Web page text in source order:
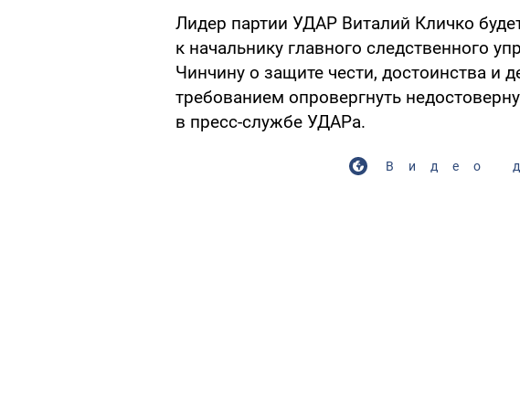
Лидер партии УДАР Виталий Кличко
к начальнику главного следственного
Чинчину о защите чести, достоинства и
требованием опровергнуть
в пресс-службе УДАРа.
Видео